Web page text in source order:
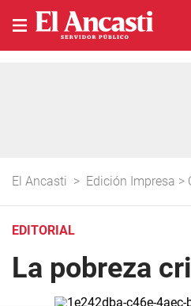
El Ancasti > Edición Impresa >
EDITORIAL
La pobreza